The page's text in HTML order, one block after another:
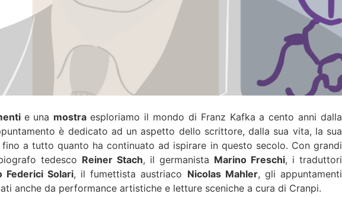
e una mostraesploriamo il mondo di Franz Kafka a cento anni dalla
è dedicato ad un aspetto dello scrittore, dalla sua vita, la sua
a tutto quanto ha continuato ad ispirare in questo secolo. Con grandi
tedesco Reiner Stach, il germanista Marino Freschi, i traduttori
Federici Solari, il fumettista austriaco Nicolas Mahler, gli appuntamenti
anche da performance artistiche e letture sceniche a cura di Cranpi.